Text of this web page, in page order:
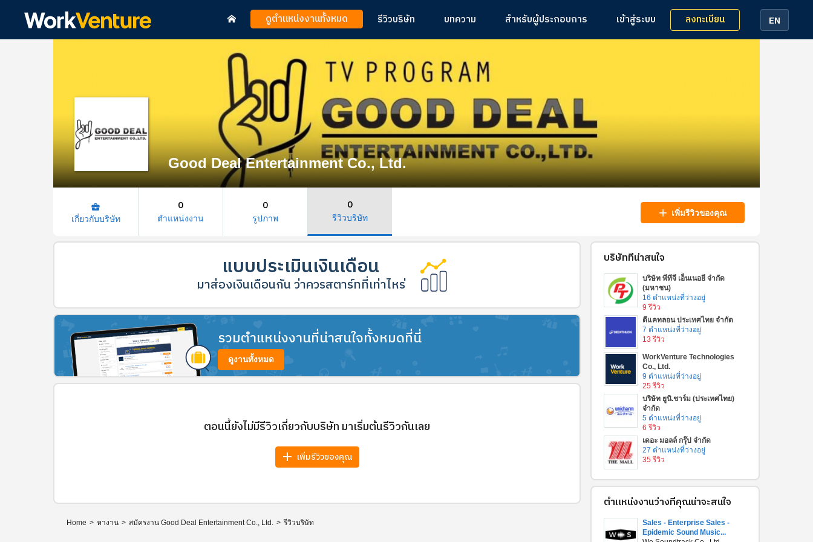
ดูตำแหน่งงานทั้งหมด รีวิวบริษัท บทความ สำหรับผู้ประกอบการ เข้าสู่ระบบ ลงทะเบียน EN
Good Deal Entertainment Co., Ltd.
add เพิ่มรีวิวของคุณ
business_center
เกี่ยวกับบริษัท
0
ตำแหน่งงาน
0
รูปภาพ
0
รีวิวบริษัท
แบบประเมินเงินเดือน
มาส่องเงินเดือนกัน ว่าควรสตาร์ทที่เท่าไหร่
รวมตำแหน่งงานที่น่าสนใจทั้งหมดที่นี่
ดูงานทั้งหมด
ตอนนี้ยังไม่มีรีวิวเกี่ยวกับบริษัท มาเริ่มต้นรีวิวกันเลย
add เพิ่มรีวิวของคุณ
Home > หางาน > สมัครงาน Good Deal Entertainment Co., Ltd. > รีวิวบริษัท
บริษัทที่น่าสนใจ
บริษัท พีทีจี เอ็นเนอยี จำกัด
(มหาชน)
16 ตำแหน่งที่ว่างอยู่
9 รีวิว
ดีแคทลอน ประเทศไทย จำกัด
7 ตำแหน่งที่ว่างอยู่
13 รีวิว
WorkVenture Technologies
Co., Ltd.
9 ตำแหน่งที่ว่างอยู่
25 รีวิว
บริษัท ยูนิ.ชาร์ม (ประเทศไทย)
จำกัด
5 ตำแหน่งที่ว่างอยู่
6 รีวิว
เดอะ มอลล์ กรุ๊ป จำกัด
27 ตำแหน่งที่ว่างอยู่
35 รีวิว
ตำแหน่งงานว่างที่คุณน่าจะสนใจ
Sales - Enterprise Sales -
Epidemic Sound Music...